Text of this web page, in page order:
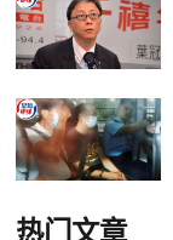
热门文章